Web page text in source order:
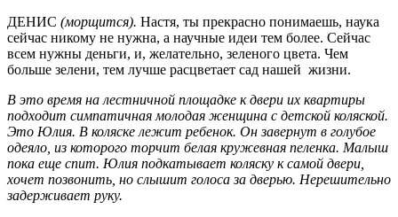
ДЕНИС (морщится). Настя, ты прекрасно понимаешь, наука
сейчас никому не нужна, а научные идеи тем более. Сейчас
всем нужны деньги, и, желательно, зеленого цвета. Чем
больше зелени, тем лучше расцветает сад нашей жизни.
В это время на лестничной площадке к двери их квартиры
подходит симпатичная молодая женщина с детской коляской.
Это Юлия. В коляске лежит ребенок. Он завернут в голубое
одеяло, из которого торчит белая кружевная пеленка. Малыш
пока еще спит. Юлия подкатывает коляску к самой двери,
хочет позвонить, но слышит голоса за дверью. Нерешительно
задерживает руку.